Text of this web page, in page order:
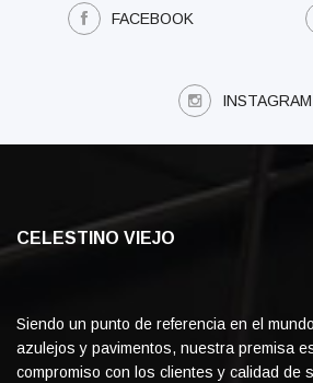
FACEBOOK
INSTAGRAM
CELESTINO VIEJO
Siendo un punto de referencia en el
azulejos y pavimentos, nuestra premisa
compromiso con los clientes y calidad de